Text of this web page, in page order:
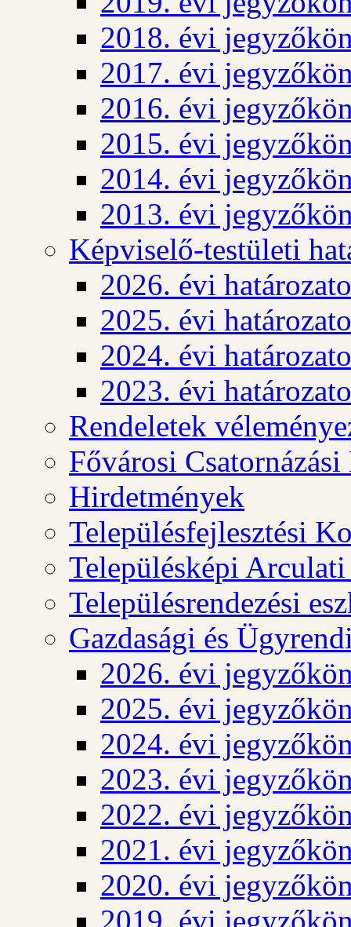
2018. évi
2017. évi
2016. évi
2015. évi
2014. évi
2013. évi
Képviselő-testületi
2026. évi
2025. évi
2024. évi
2023. évi
Rendeletek
Fővárosi
Hirdetmények
Településfejlesztési
Településképi
Településrendezési
Gazdasági és
2026. évi
2025. évi
2024. évi
2023. évi
2022. évi
2021. évi
2020. évi